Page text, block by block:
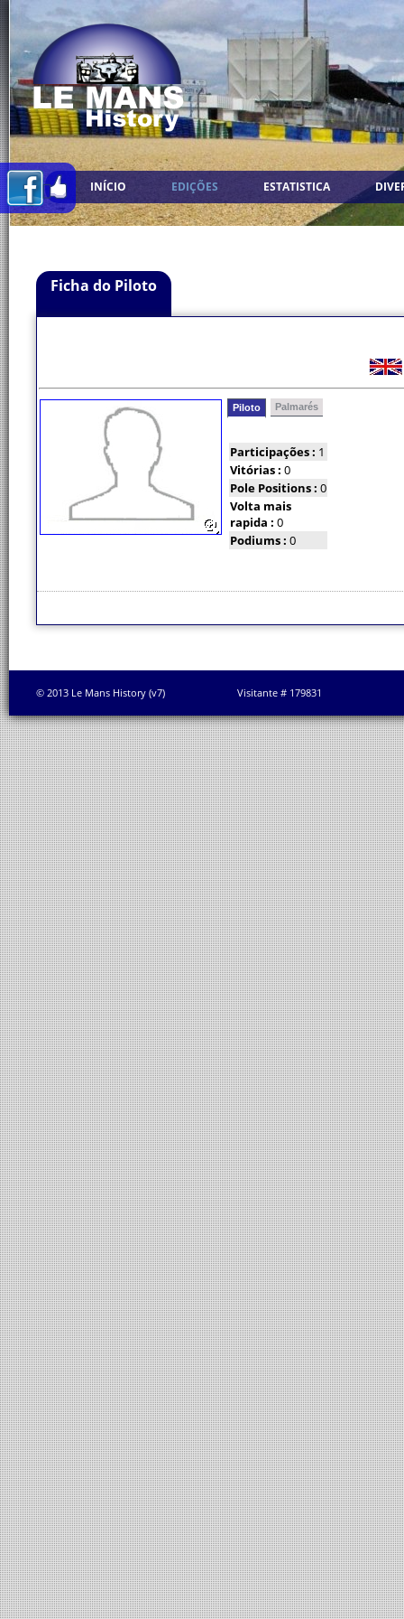
INÍCIO EDIÇÕES ESTATISTICA
Ficha do Piloto
Piloto Palmarés
Participações : 1
Vitórias : 0
Pole Positions : 0
Volta mais
rapida : 0
Podiums : 0
© 2013 Le Mans History (v7) Visitante # 179831